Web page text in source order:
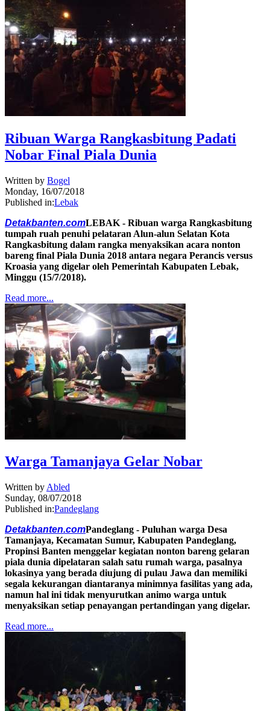
Ribuan Warga Rangkasbitung Padati
Nobar Final Piala Dunia
Written by Bogel
Monday, 16/07/2018
Published in:Lebak
Detakbanten.comLEBAK - Ribuan warga Rangkasbitung
tumpah ruah penuhi pelataran Alun-alun Selatan Kota
Rangkasbitung dalam rangka menyaksikan acara nonton
bareng final Piala Dunia 2018 antara negara Perancis versus
Kroasia yang digelar oleh Pemerintah Kabupaten Lebak,
Minggu (15/7/2018).
Read more...
Warga Tamanjaya Gelar Nobar
Written by Abled
Sunday, 08/07/2018
Published in:Pandeglang
Detakbanten.comPandeglang - Puluhan warga Desa
Tamanjaya, Kecamatan Sumur, Kabupaten Pandeglang,
Propinsi Banten menggelar kegiatan nonton bareng gelaran
piala dunia dipelataran salah satu rumah warga, pasalnya
lokasinya yang berada diujung di pulau Jawa dan memiliki
segala kekurangan diantaranya minimnya fasilitas yang ada,
namun hal ini tidak menyurutkan animo warga untuk
menyaksikan setiap penayangan pertandingan yang digelar.
Read more...